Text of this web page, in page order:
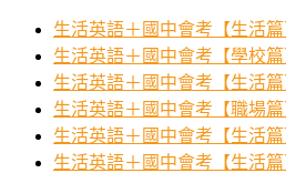
生活英語＋國中會考【生活
生活英語＋國中會考【學校
生活英語＋國中會考【生活
生活英語＋國中會考【職場
生活英語＋國中會考【生活
生活英語＋國中會考【生活